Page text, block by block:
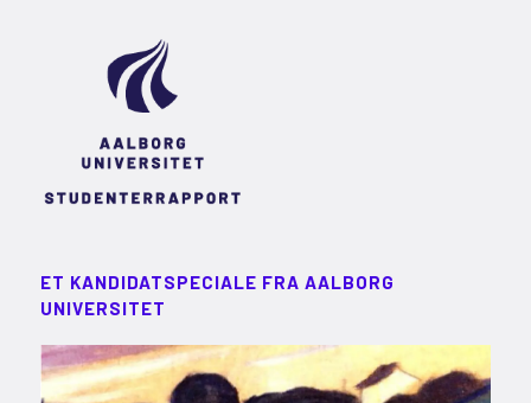
ET KANDIDATSPECIALE FRA AALBORG
UNIVERSITET